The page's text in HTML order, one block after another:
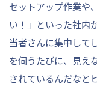
セットアップ作業や
い！」といった社内
当者さんに集中して
を伺うたびに、見え
されているんだなと